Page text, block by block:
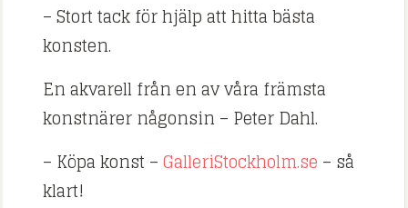
– Stort tack för hjälp att hitta bästa
konsten.
En akvarell från en av våra främsta
konstnärer någonsin – Peter Dahl.
– Köpa konst –GalleriStockholm.se – så
klart!